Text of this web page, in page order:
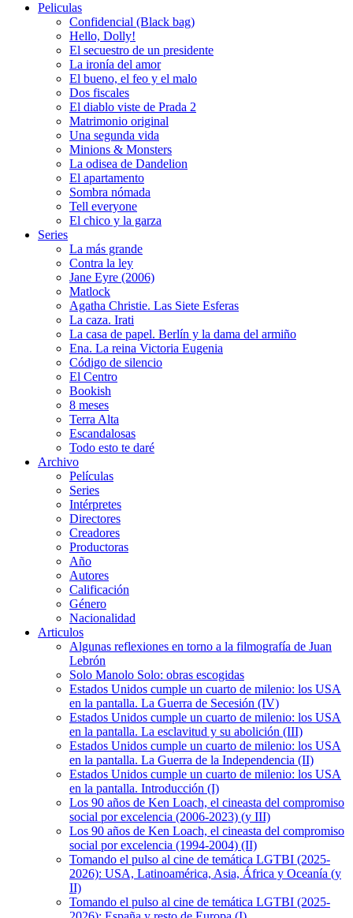
Peliculas
Confidencial (Black bag)
Hello, Dolly!
El secuestro de un presidente
La ironía del amor
El bueno, el feo y el malo
Dos fiscales
El diablo viste de Prada 2
Matrimonio original
Una segunda vida
Minions & Monsters
La odisea de Dandelion
El apartamento
Sombra nómada
Tell everyone
El chico y la garza
Series
La más grande
Contra la ley
Jane Eyre (2006)
Matlock
Agatha Christie. Las Siete Esferas
La caza. Irati
La casa de papel. Berlín y la dama del armiño
Ena. La reina Victoria Eugenia
Código de silencio
El Centro
Bookish
8 meses
Terra Alta
Escandalosas
Todo esto te daré
Archivo
Películas
Series
Intérpretes
Directores
Creadores
Productoras
Año
Autores
Calificación
Género
Nacionalidad
Articulos
Algunas reflexiones en torno a la filmografía de Juan
Lebrón
Solo Manolo Solo: obras escogidas
Estados Unidos cumple un cuarto de milenio: los USA
en la pantalla. La Guerra de Secesión (IV)
Estados Unidos cumple un cuarto de milenio: los USA
en la pantalla. La esclavitud y su abolición (III)
Estados Unidos cumple un cuarto de milenio: los USA
en la pantalla. La Guerra de la Independencia (II)
Estados Unidos cumple un cuarto de milenio: los USA
en la pantalla. Introducción (I)
Los 90 años de Ken Loach, el cineasta del compromiso
social por excelencia (2006-2023) (y III)
Los 90 años de Ken Loach, el cineasta del compromiso
social por excelencia (1994-2004) (II)
Tomando el pulso al cine de temática LGTBI (2025-
2026): USA, Latinoamérica, Asia, África y Oceanía (y
II)
Tomando el pulso al cine de temática LGTBI (2025-